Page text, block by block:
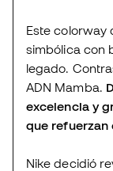
Este colorway
simbólica con
legado.
ADN Mamba.
excelencia y
que refuerzan
Nike decidió